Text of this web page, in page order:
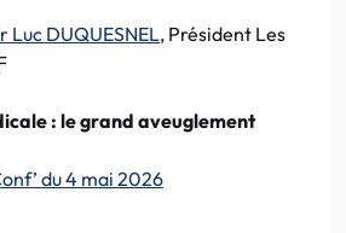
Luc DUQUESNEL, Président Les
: le grand aveuglement
du 4 mai 2026